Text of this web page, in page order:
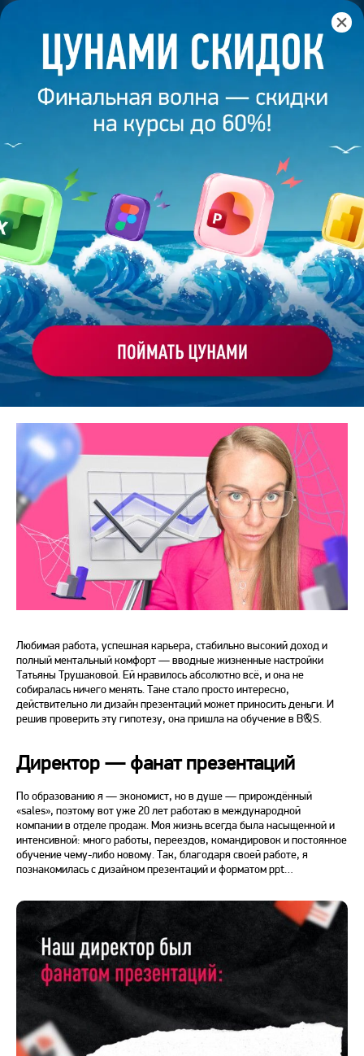
Взяла дизайн на слабо: реально ли
заработать на презентациях?
9 сентября 2024 5 минут
ВЗЯЛА ДИЗАЙН НА СЛАБО: РЕАЛЬНО
ЛИ ЗАРАБОТАТЬ НА ПРЕЗЕНТАЦИЯХ?
Поделиться
Bonnie&Slide
Любимая работа, успешная карьера, стабильно высокий доход и
полный ментальный комфорт — вводные жизненные настройки
Татьяны Трушаковой. Ей нравилось абсолютно всё, и она не
собиралась ничего менять. Тане стало просто интересно,
действительно ли дизайн презентаций может приносить деньги. И
решив проверить эту гипотезу, она пришла на обучение в B&S.
Директор — фанат презентаций
По образованию я — экономист, но в душе — прирождённый
«sales», поэтому вот уже 20 лет работаю в международной
компании в отделе продаж. Моя жизнь всегда была насыщенной и
интенсивной: много работы, переездов, командировок и постоянное
обучение чему-либо новому. Так, благодаря своей работе, я
познакомилась с дизайном презентаций и форматом ppt…